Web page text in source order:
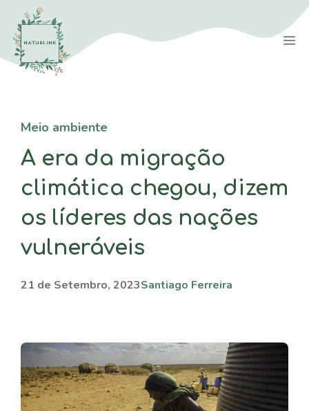
Saltar
para
conteúdo
Meio ambiente
A era da migração
climática chegou, dizem
os líderes das nações
vulneráveis
21 de Setembro, 2023Santiago Ferreira